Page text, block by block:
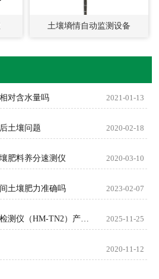
土壤墒情自动监测设备
对含水量吗 2021-01-13
土壤问题 2020-02-18
肥料养分速测仪 2020-03-10
土壤肥力准确吗 2023-02-07
恒美智造土壤肥料碳氮比检测仪（HM-TN2）产品知识图谱白皮书 2025-11-25
2020-11-12